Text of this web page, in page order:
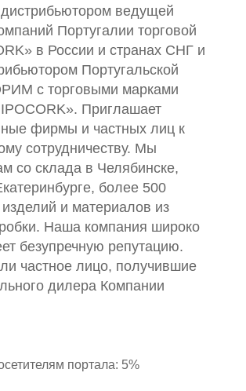
ведущей
Португалии торговой
в России и странах СНГ и
Португальской
с торговыми марками
Приглашает
фирмы и частных лиц к
сотрудничеству. Мы
со склада в Челябинске,
более 500
и материалов из
Наша компания широко
безупречную репутацию.
частное лицо, получившие
дилера Компании
портала: 5%